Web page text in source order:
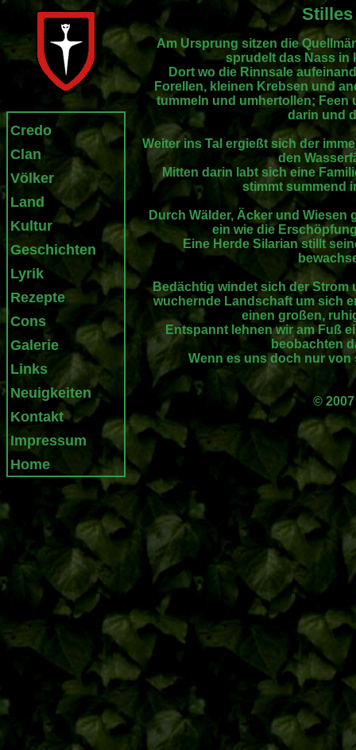
Credo
Clan
Völker
Land
Kultur
Geschichten
Lyrik
Rezepte
Cons
Galerie
Links
Neuigkeiten
Kontakt
Impressum
Home
Stilles
Am Ursprung sitzen die
sprudelt das Nass in
Dort wo die Rinnsale
Forellen, kleinen Krebsen und
tummeln und umhertollen; Feen
darin und
Weiter ins Tal ergießt sich der
den
Mitten darin labt sich eine
stimmt summend
Durch Wälder, Äcker und Wiesen
ein wie die
Eine Herde Silarian stillt
Bedächtig windet sich der Strom
wuchernde Landschaft um sich
einen großen,
Entspannt lehnen wir am Fuß
beobachten
Wenn es uns doch nur von
©